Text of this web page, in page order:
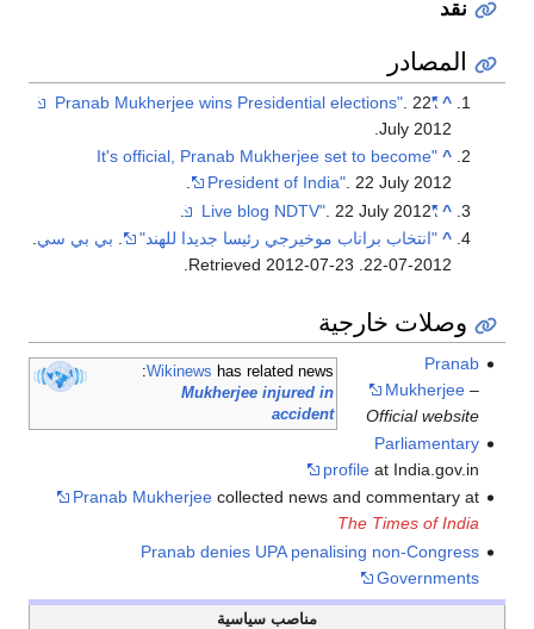
نقد
المصادر
^
"Pranab Mukherjee wins Presidential elections"
. 22
July 2012.
^
"It's official, Pranab Mukherjee set to become
President of India". 22 July 2012.
^
"Live blog NDTV"
. 22 July 2012.
^ "انتخاب براناب موخيرجي رئيسا جديدا للهند" بي بي سي
2012-07-22
2012-07-23
وصلات خارجية
Wikinews has related news:
Mukherjee injured in
accident
Pranab
Mukherjee–
Official website
Parliamentary
profileat India.gov.in
Pranab Mukherjeecollected news and commentary at
The Times of India
Pranab denies UPA penalising non-Congress
Governments
مناصب سياسية